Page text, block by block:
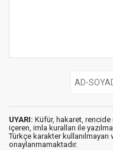
UYARI: Küfür, hakaret, rencide
içeren, imla kuralları ile
Türkçe karakter kullanılmayan
onaylanmamaktadır.